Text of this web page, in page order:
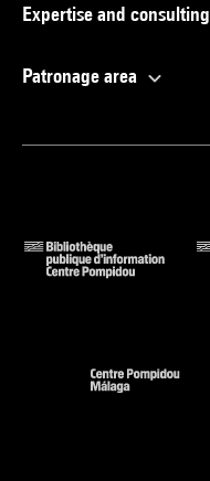
Expertise and consulting
Patronage area